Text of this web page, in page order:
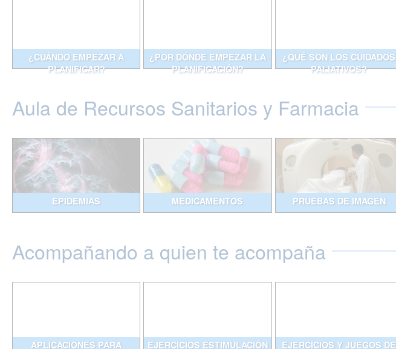
¿CUÁNDO EMPEZAR A
PLANIFICAR?
¿POR DÓNDE EMPEZAR LA
PLANIFICACIÓN?
¿QUÉ SON LOS CUIDADOS
PALIATIVOS?
Aula de Recursos Sanitarios y Farmacia
EPIDEMIAS MEDICAMENTOS PRUEBAS DE IMAGEN
Acompañando a quien te acompaña
APLICACIONES PARA EJERCICIOS ESTIMULACIÓN EJERCICIOS Y JUEGOS DE